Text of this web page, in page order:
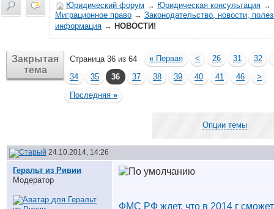
Юридический форум → Юридическая консультация →
Миграционное право → Законодательство, новости,
информация → НОВОСТИ!
Закрытая
тема
Страница 36 из 64 « Первая < 26 31
32
34
35 36 37 38 39 40 41 46
>
Последняя »
Опции темы
24.10.2014, 14:26
Геральт из Ривии
Модератор
ФМС РФ ждет, что в 2014 г